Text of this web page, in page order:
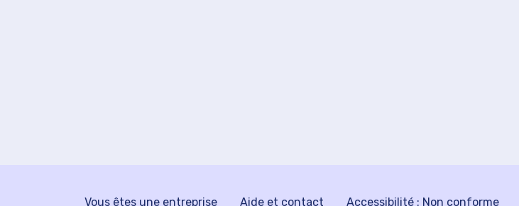
Vous êtes une entreprise Aide et contact Accessibilité : Non conforme